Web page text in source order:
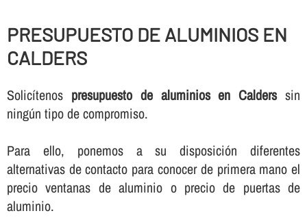
PRESUPUESTO DE ALUMINIOS EN
CALDERS
Solicí­tenos presupuesto de aluminios en Calderssin
ningún tipo de compromiso.
Para ello, ponemos a su disposición diferentes
alternativas de contacto para conocer de primera mano el
precio ventanas de aluminio o precio de puertas de
aluminio.